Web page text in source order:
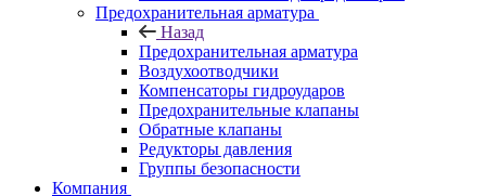
Предохранительная арматура
Назад
Предохранительная арматура
Воздухоотводчики
Компенсаторы гидроударов
Предохранительные клапаны
Обратные клапаны
Редукторы давления
Группы безопасности
Компания